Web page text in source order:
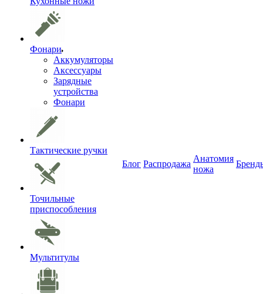
Фонари
Аккумуляторы
Аксессуары
Зарядные
устройства
Фонари
Тактические ручки
Точильные
приспособления
Мультитулы
Блог Распродажа
Анатомия
ножа